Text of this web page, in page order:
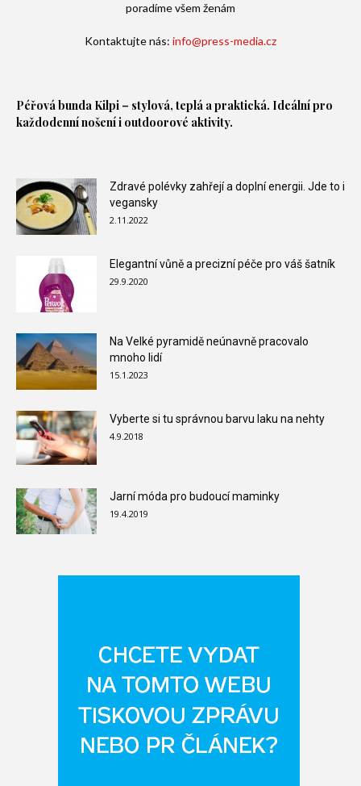
poradíme všem ženám
Kontaktujte nás: info@press-media.cz
Péřová bunda Kilpi – stylová, teplá a praktická. Ideální pro
každodenní nošení i outdoorové aktivity.
Zdravé polévky zahřejí a doplní energii. Jde to i
vegansky
2.11.2022
Elegantní vůně a precizní péče pro váš šatník
29.9.2020
Na Velké pyramidě neúnavně pracovalo
mnoho lidí
15.1.2023
Vyberte si tu správnou barvu laku na nehty
4.9.2018
Jarní móda pro budoucí maminky
19.4.2019